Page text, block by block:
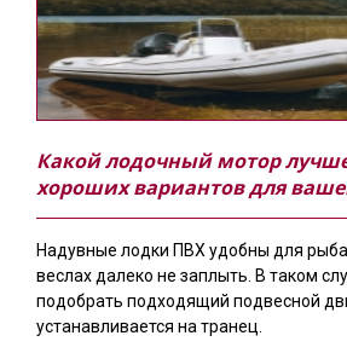
Какой лодочный мотор
хороших вариантов для
Надувные лодки ПВХ удобны для
веслах далеко не заплыть. В таком
подобрать подходящий подвесной
устанавливается на транец.